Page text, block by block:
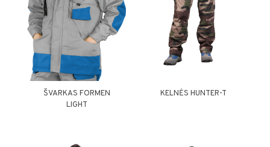
ŠVARKAS FORMEN
LIGHT
KELNĖS HUNTER-T